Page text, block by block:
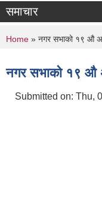
समाचार
You are here
Home » नगर सभाको १९ औ
नगर सभाको १९ औ
Submitted on: Thu,